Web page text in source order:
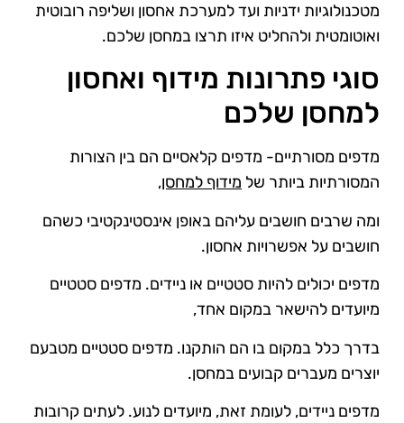
מטכנולוגיות ידניות ועד למערכת אחסון ושליפה רובוטית
ואוטומטית ולהחליט איזו תרצו במחסן שלכם.
סוגי פתרונות מידוף ואחסון
למחסן שלכם
מדפים מסורתיים- מדפים קלאסיים הם בין הצורות
המסורתיות ביותר של מידוף למחסן,
ומה שרבים חושבים עליהם באופן אינסטינקטיבי כשהם
חושבים על אפשרויות אחסון.
מדפים יכולים להיות סטטיים או ניידים. מדפים סטטיים
מיועדים להישאר במקום אחד,
בדרך כלל במקום בו הם הותקנו. מדפים סטטיים מטבעם
יוצרים מעברים קבועים במחסן.
מדפים ניידים, לעומת זאת, מיועדים לנוע. לעתים קרובות